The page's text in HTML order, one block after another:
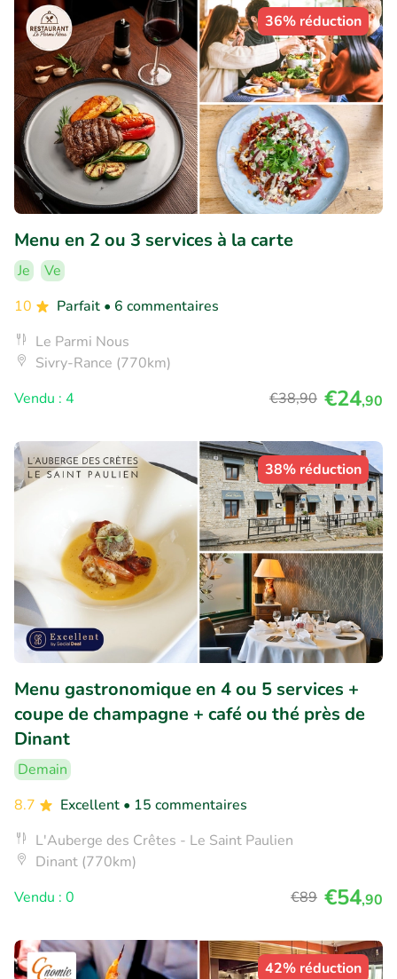
36% réduction
Menu en 2 ou 3 services à la carte
Je
Ve
10
Parfait • 6 commentaires
Le Parmi Nous
Sivry-Rance (770km)
Vendu : 4
€38,90 €24,90
38% réduction
Menu gastronomique en 4 ou 5 services +
coupe de champagne + café ou thé près de
Dinant
Demain
8.7
Excellent • 15 commentaires
L'Auberge des Crêtes - Le Saint Paulien
Dinant (770km)
Vendu : 0
€89 €54,90
42% réduction